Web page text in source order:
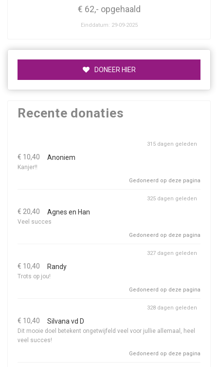
€ 62,- opgehaald
Einddatum: 29-09-2025
DONEER HIER
Recente donaties
€ 10,40 Anoniem
Kanjer!!
315 dagen geleden
Gedoneerd op deze pagina
€ 20,40 Agnes en Han
Veel succes
325 dagen geleden
Gedoneerd op deze pagina
€ 10,40 Randy
Trots op jou!
327 dagen geleden
Gedoneerd op deze pagina
€ 10,40 Silvana vd D
Dit mooie doel betekent ongetwijfeld veel voor jullie allemaal, heel
veel succes!
328 dagen geleden
Gedoneerd op deze pagina